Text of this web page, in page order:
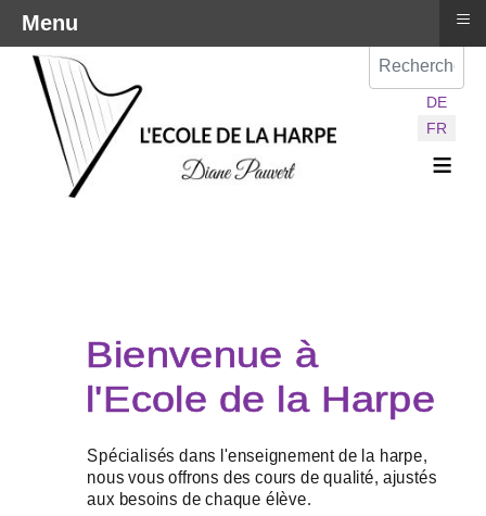
Sélectionnez
DE
FR
≡
Menu ≡